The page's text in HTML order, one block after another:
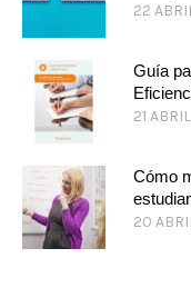
22
Guía
21 ABRIL
Cómo
20